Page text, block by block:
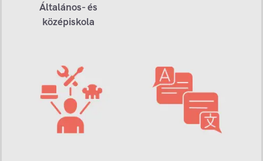
Általános- és
középiskola